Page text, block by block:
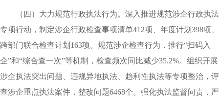
（四）大力规范行政执法行为。深入推进规范涉企行政执法
专项行动，制定涉企行政检查事项清单412项、年度计划398项、
跨部门联合检查计划163项。规范涉企检查行为，推行“扫码入
企”和“综合查一次”等机制，检查频次同比减少35.2%。组织开展
涉企执法突出问题、违规异地执法、趋利性执法等专项整治，评
查涉企重点执法案件，整改问题6468个。强化执法监督问责，严